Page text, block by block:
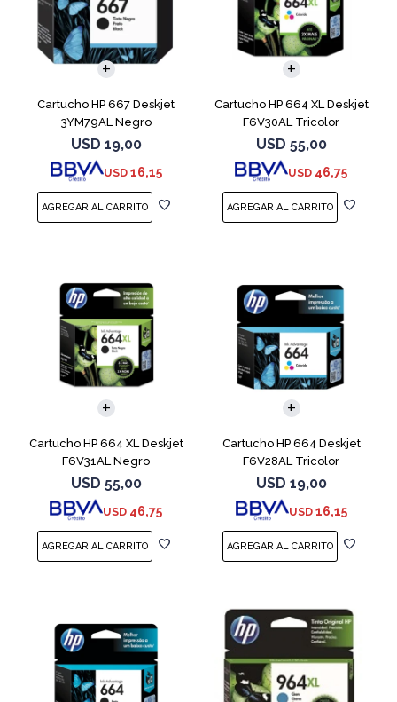
Cartucho HP 667 Deskjet
3YM79AL Negro
USD 19,00
USD 16,15
Cartucho HP 664 XL Deskjet
F6V30AL Tricolor
USD 55,00
USD 46,75
Cartucho HP 664 XL Deskjet
F6V31AL Negro
USD 55,00
USD 46,75
Cartucho HP 664 Deskjet
F6V28AL Tricolor
USD 19,00
USD 16,15